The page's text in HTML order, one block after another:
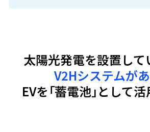
太陽光発電を設置して
V2Hシステムが
EVを「蓄電池」 として